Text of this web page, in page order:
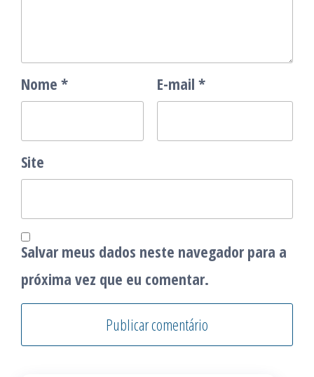
Nome * E-mail *
Site
Salvar meus dados neste navegador para a
próxima vez que eu comentar.